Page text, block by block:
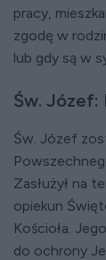
pracy,
zgodę w
lub gdy są w
Św. Józef:
Św. Józef
Zasłużył na
opiekun
Kościoła.
do ochrony